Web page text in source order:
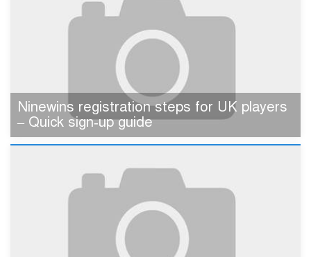
Ninewins registration steps for UK players
– Quick sign‑up guide